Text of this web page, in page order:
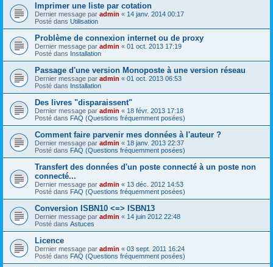
Imprimer une liste par cotation
Dernier message par admin « 14 janv. 2014 00:17
Posté dans Utilisation
Problème de connexion internet ou de proxy
Dernier message par admin « 01 oct. 2013 17:19
Posté dans Installation
Passage d'une version Monoposte à une version réseau
Dernier message par admin « 01 oct. 2013 06:53
Posté dans Installation
Des livres "disparaissent"
Dernier message par admin « 18 févr. 2013 17:18
Posté dans FAQ (Questions fréquemment posées)
Comment faire parvenir mes données à l'auteur ?
Dernier message par admin « 18 janv. 2013 22:37
Posté dans FAQ (Questions fréquemment posées)
Transfert des données d'un poste connecté à un poste non
connecté...
Dernier message par admin « 13 déc. 2012 14:53
Posté dans FAQ (Questions fréquemment posées)
Conversion ISBN10 <=> ISBN13
Dernier message par admin « 14 juin 2012 22:48
Posté dans Astuces
Licence
Dernier message par admin « 03 sept. 2011 16:24
Posté dans FAQ (Questions fréquemment posées)